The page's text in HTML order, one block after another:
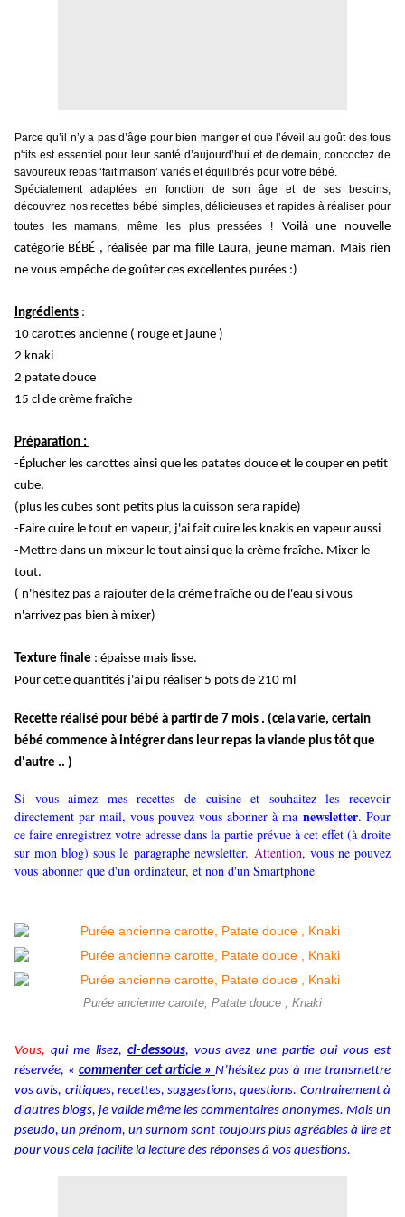
Parce qu’il n’y a pas d’âge pour bien manger et que l’éveil au goût des tous
p'tits est essentiel pour leur santé d’aujourd’hui et de demain, concoctez de
savoureux repas ‘fait maison’ variés et équilibrés pour votre bébé.
Spécialement adaptées en fonction de son âge et de ses besoins,
découvrez nos recettes bébé simples, délicieuses et rapides à réaliser pour
toutes les mamans, même les plus pressées !
Voilà une nouvelle
catégorie BÉBÉ , réalisée par ma fille Laura, jeune maman. Mais rien
ne vous empêche de goûter ces excellentes purées :)
Ingrédients :
10 carottes ancienne ( rouge et jaune )
2 knaki
2 patate douce
15 cl de crème fraîche
Préparation :
-Éplucher les carottes ainsi que les patates douce et le couper en petit
cube.
(plus les cubes sont petits plus la cuisson sera rapide)
-Faire cuire le tout en vapeur, j'ai fait cuire les knakis en vapeur aussi
-Mettre dans un mixeur le tout ainsi que la crème fraîche. Mixer le
tout.
( n'hésitez pas a rajouter de la crème fraîche ou de l'eau si vous
n'arrivez pas bien à mixer)
Texture finale : épaisse mais lisse.
Pour cette quantités j'ai pu réaliser 5 pots de 210 ml
Recette réalisé pour bébé à partir de 7 mois . (cela varie, certain
bébé commence à intégrer dans leur repas la viande plus tôt que
d'autre .. )
Si vous aimez mes recettes de cuisine et souhaitez les recevoir
directement par mail, vous pouvez vous abonner à ma newsletter. Pour
ce faire enregistrez votre adresse dans la partie prévue à cet effet (à droite
sur mon blog) sous le paragraphe newsletter. Attention, vous ne pouvez
vous abonner que d'un ordinateur, et non d'un Smartphone
Purée ancienne carotte, Patate douce , Knaki
Vous, qui me lisez, ci-dessous, vous avez une partie qui vous est
réservée, « commenter cet article » N’hésitez pas à me transmettre
vos avis, critiques, recettes, suggestions, questions. Contrairement à
d'autres blogs, je valide même les commentaires anonymes. Mais un
pseudo, un prénom, un surnom sont toujours plus agréables à lire et
pour vous cela facilite la lecture des réponses à vos questions.